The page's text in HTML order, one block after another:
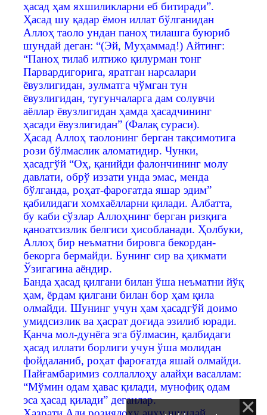
ҳасад ҳам яхшиликларни еб битиради”.
Ҳасад шу қадар ёмон иллат бўлганидан
Аллоҳ таоло ундан паноҳ тилашга буюриб
шундай деган: “(Эй, Муҳаммад!) Айтинг:
“Паноҳ тилаб илтижо қилурман тонг
Парвардигорига, яратган нарсалари
ёвузлигидан, зулматга чўмган тун
ёвузлигидан, тугунчаларга дам солувчи
аёллар ёвузлигидан ҳамда ҳасадчининг
ҳасади ёвузлигидан” (Фалақ сураси).
Ҳасад Аллоҳ таолонинг берган тақсимотига
рози бўлмаслик аломатидир. Чунки,
ҳасадгўй “Оҳ, қанийди фалончининг молу
давлати, обрў иззати унда эмас, менда
бўлганда, роҳат-фароғатда яшар эдим”
қабилидаги хомхаёлларни қилади. Албатта,
бу каби сўзлар Аллоҳнинг берган ризқига
қаноатсизлик белгиси ҳисобланади. Ҳолбуки,
Аллоҳ бир неъматни бировга бекордан-
бекорга бермайди. Бунинг сир ва ҳикмати
Ўзигагина аёндир.
Банда ҳасад қилгани билан ўша неъматни йўқ
ҳам, ёрдам қилгани билан бор ҳам қила
олмайди. Шунинг учун ҳам ҳасадгўй доимо
умидсизлик ва ҳасрат доғида эзилиб юради.
Қанча мол-дунёга эга бўлмасин, қалбидаги
ҳасад иллати борлиги учун ўша молидан
фойдаланиб, роҳат фароғатда яшай олмайди.
Пайғамбаримиз соллаллоҳу алайҳи васаллам:
“Мўмин одам ҳавас қилади, мунофиқ одам
эса ҳасад қилади” деганлар.